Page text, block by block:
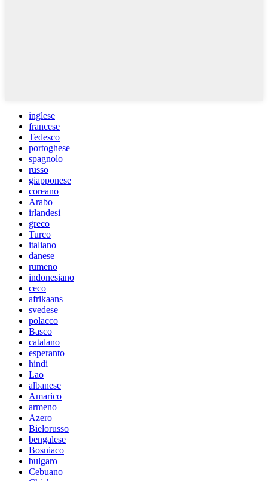
inglese
francese
Tedesco
portoghese
spagnolo
russo
giapponese
coreano
Arabo
irlandesi
greco
Turco
italiano
danese
rumeno
indonesiano
ceco
afrikaans
svedese
polacco
Basco
catalano
esperanto
hindi
Lao
albanese
Amarico
armeno
Azero
Bielorusso
bengalese
Bosniaco
bulgaro
Cebuano